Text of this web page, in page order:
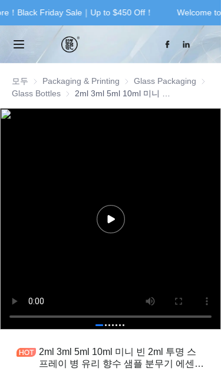
！Black Friday Sale｜Up to $450 Off！
Welcome
Welcome to our
store！Black Friday
Sale｜Up to $450
Off！
모두
Packaging & Printing Packaging & Printing
Glass Packaging Glass
Glass Bottles Glass Bottles
2ml 3ml 5ml 10ml 미니 빈 2ml 투명 스
프레이 병 유리 향수 샘플 분무기 에센셜
Home
Products
About Us